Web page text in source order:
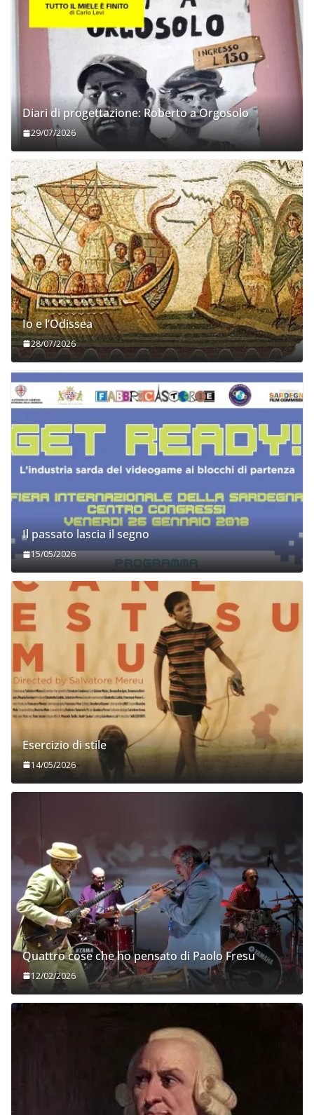
Diari di progettazione: Roberto a Orgosolo
29/07/2026
Io e l’Odissea
28/07/2026
Il passato lascia il segno
15/05/2026
Esercizio di stile
14/05/2026
Quattro cose che ho pensato di Paolo Fresu
12/02/2026